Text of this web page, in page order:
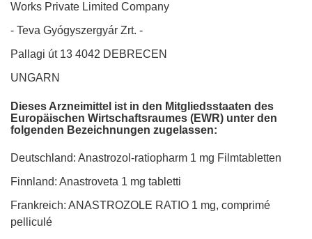
Works Private Limited Company
- Teva Gyógyszergyár Zrt. -
Pallagi út 13 4042 DEBRECEN
UNGARN
Dieses Arzneimittel ist in den Mitgliedsstaaten des
Europäischen Wirtschaftsraumes (EWR) unter den
folgenden Bezeichnungen zugelassen:
Deutschland: Anastrozol-ratiopharm 1 mg Filmtabletten
Finnland: Anastroveta 1 mg tabletti
Frankreich: ANASTROZOLE RATIO 1 mg, comprimé
pelliculé